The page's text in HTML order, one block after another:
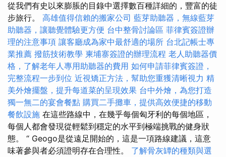
從我們有史以來膨脹的目錄中選擇數百種詳細的，豐富的徒
步旅行。 高雄值得信賴的搬家公司 藍芽助聽器，無線藍芽
助聽器，讓聽覺體驗更方便 台中整骨討論區 菲律賓簽證辦
理的注意事項 讓客廳成為家中最舒適的場所 台北記帳士專
業推薦 撥筋技術教學 柬埔寨簽證的辦理流程 老人助聽器價
格，了解老年人專用助聽器的費用 如何申請菲律賓簽證，
完整流程一步到位 近視矯正方法，幫助您重獲清晰視力 精
美外燴擺盤，提升每道菜的呈現效果 台中外燴，為您打造
獨一無二的宴會餐點 購買二手攤車，提供高效便捷的移動
餐飲設施 在這些路線中，在幾乎每個匈牙利的每個地區，
每個人都會發現從輕鬆到穩定的水平到極端挑戰的健身狀
態。 “ Geogo是從遠足開始的，這是一項路線建議，這意
味著參與者必須證明存在合​​理性。 了解骨灰罈的種類與選